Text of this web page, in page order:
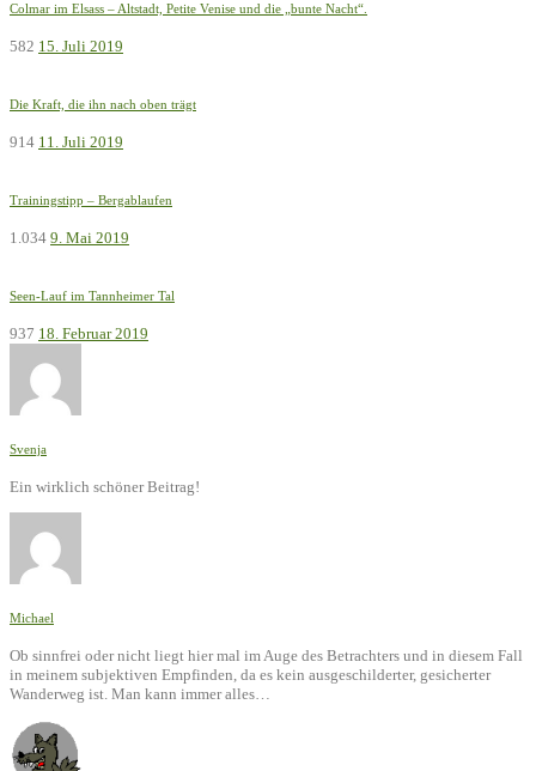
Colmar im Elsass – Altstadt, Petite Venise und die „bunte Nacht“.
582 15. Juli 2019
Die Kraft, die ihn nach oben trägt
914 11. Juli 2019
Trainingstipp – Bergablaufen
1.034 9. Mai 2019
Seen-Lauf im Tannheimer Tal
937 18. Februar 2019
Svenja
Ein wirklich schöner Beitrag!
Michael
Ob sinnfrei oder nicht liegt hier mal im Auge des Betrachters und in diesem Fall
in meinem subjektiven Empfinden, da es kein ausgeschilderter, gesicherter
Wanderweg ist. Man kann immer alles…